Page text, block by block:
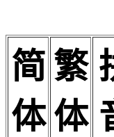
简
体
繁
体